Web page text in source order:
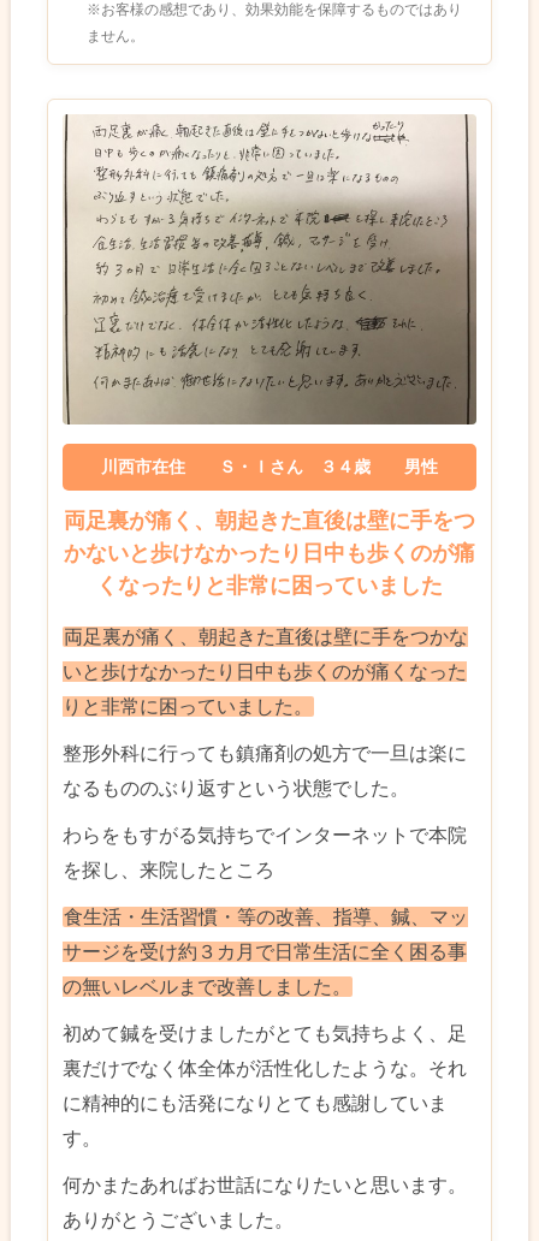
※お客様の感想であり、効果効能を保障するものではあり
ません。
両足裏が痛く、朝起きた直後は壁に手をつ
かないと歩けなかったり日中も歩くのが痛
くなったりと非常に困っていました
川西市在住 Ｓ・Ｉさん ３４歳 男性
両足裏が痛く、朝起きた直後は壁に手をつかな
いと歩けなかったり日中も歩くのが痛くなった
りと非常に困っていました。
整形外科に行っても鎮痛剤の処方で一旦は楽に
なるもののぶり返すという状態でした。
わらをもすがる気持ちでインターネットで本院
を探し、来院したところ
食生活・生活習慣・等の改善、指導、鍼、マッ
サージを受け約３カ月で日常生活に全く困る事
の無いレベルまで改善しました。
初めて鍼を受けましたがとても気持ちよく、足
裏だけでなく体全体が活性化したような。それ
に精神的にも活発になりとても感謝していま
す。
何かまたあればお世話になりたいと思います。
ありがとうございました。